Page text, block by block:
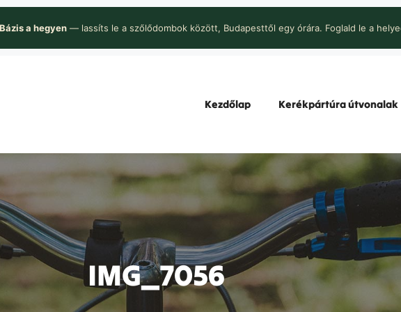
Bázis a hegyen — lassíts le a szőlődombok között, Budapesttől egy órára. Foglald le a
Kezdőlap Kerékpártúra útvonalak
IMG_7056